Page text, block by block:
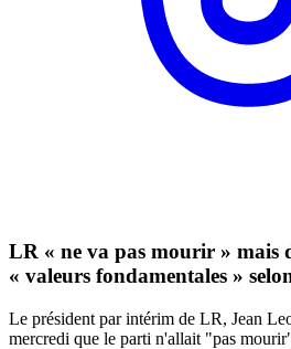
LR « ne va pas mourir » mais
« valeurs fondamentales »
Le président par intérim de LR, Jean
mercredi que le parti n'allait "pas